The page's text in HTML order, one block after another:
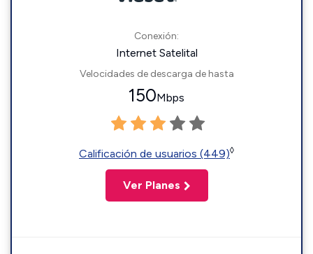
Conexión:
Internet Satelital
Velocidades de descarga de hasta
150Mbps
Calificación de usuarios (449)◊
Ver Planes